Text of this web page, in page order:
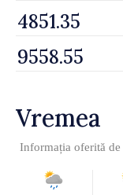
Vremea
Informația oferită de